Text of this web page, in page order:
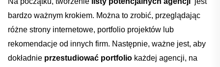
bardzo ważnym krokiem. Można to zrobić, ⁢przeglądając⁣
różne strony internetowe, portfolio projektów lub
rekomendacje od innych firm. Następnie, ważne​ jest, aby
dokładnie przestudiować portfolio ⁤każdej agencji, ‍na‍
Kontynuuj zakupy